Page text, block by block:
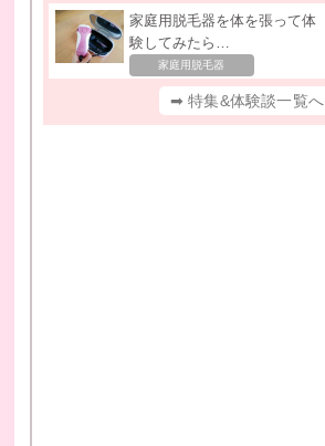
家庭用脱毛器を体を張って体
験してみたら…
家庭用脱毛器
➡ 特集&体験談一覧へ